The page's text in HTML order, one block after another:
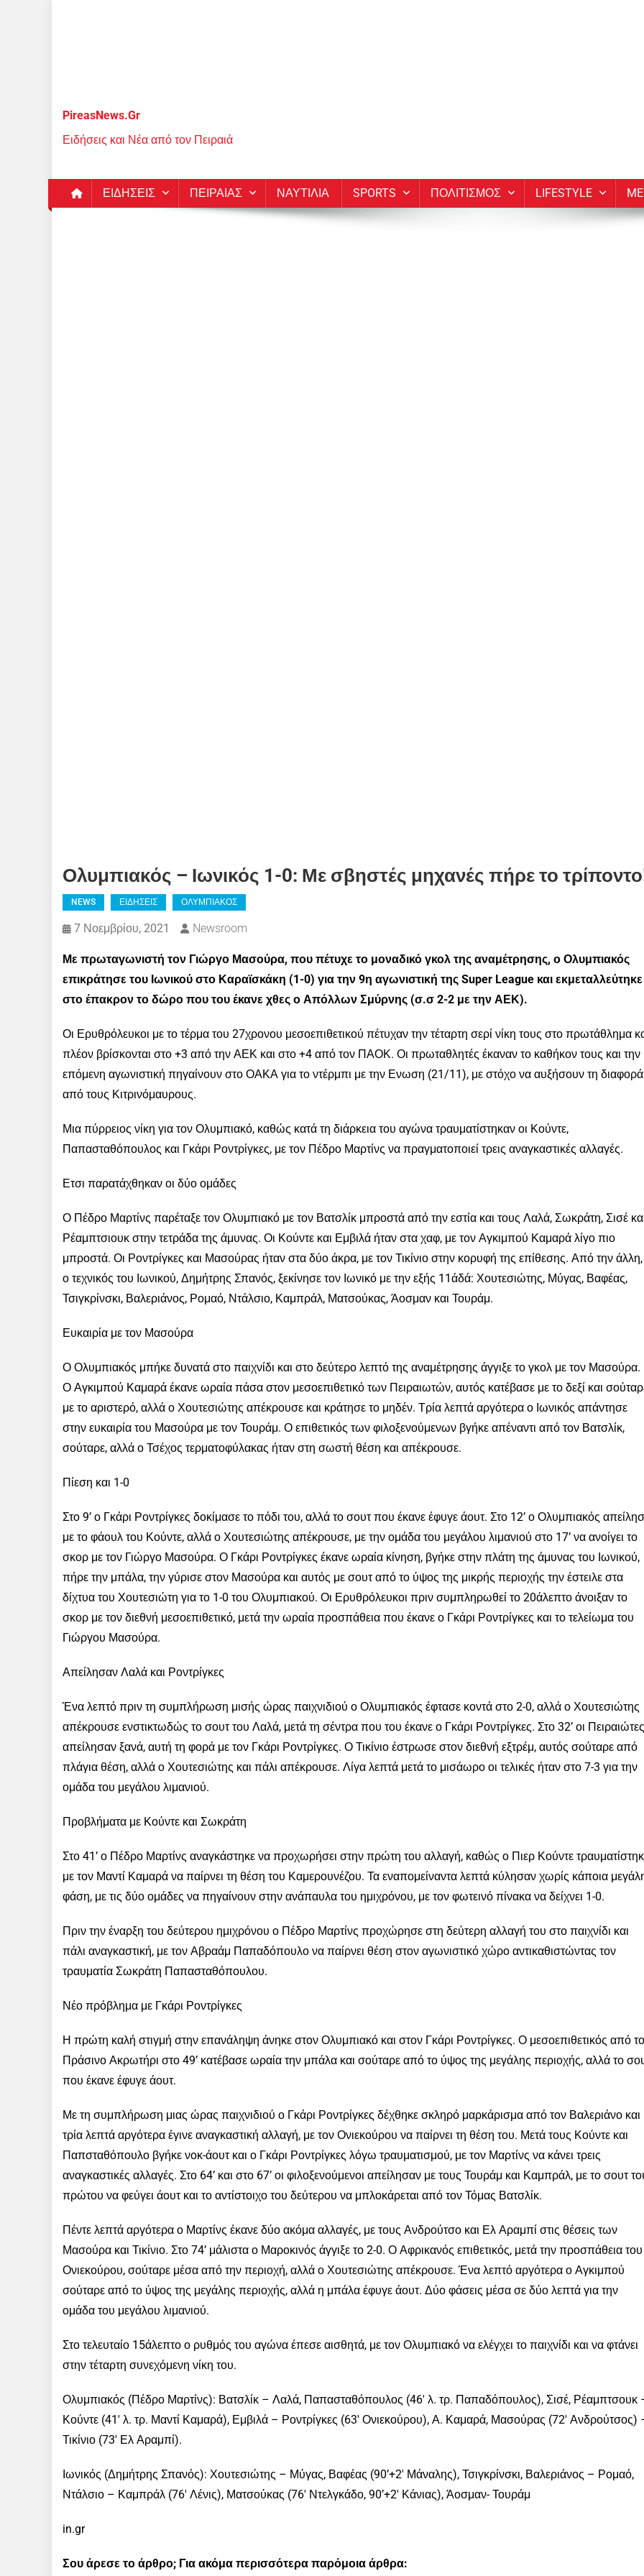
PireasNews.Gr
Ειδήσεις και Νέα από τον Πειραιά
ΕΙΔΗΣΕΙΣ ΠΕΙΡΑΙΑΣ ΝΑΥΤΙΛΙΑ SPORTS ΠΟΛΙΤΙΣΜΟΣ LIFESTYLE
Ολυμπιακός – Ιωνικός 1-0: Με σβηστές μηχανές πήρε το
NEWS ΕΙΔΗΣΕΙΣ ΟΛΥΜΠΙΑΚΟΣ
7 Νοεμβρίου, 2021 Newsroom
Με πρωταγωνιστή τον Γιώργο Μασούρα, που πέτυχε το μοναδικό γκολ της αναμέτρησης, ο Ολυμπιακός
επικράτησε του Ιωνικού στο Καραϊσκάκη (1-0) για την 9η αγωνιστική της Super League και εκμεταλλεύτηκε
στο έπακρον το δώρο που του έκανε χθες ο Απόλλων Σμύρνης (σ.σ 2-2 με την ΑΕΚ).
Οι Ερυθρόλευκοι με το τέρμα του 27χρονου μεσοεπιθετικού πέτυχαν την τέταρτη σερί νίκη τους στο πρωτάθλημα
πλέον βρίσκονται στο +3 από την ΑΕΚ και στο +4 από τον ΠΑΟΚ. Οι πρωταθλητές έκαναν το καθήκον τους και την
επόμενη αγωνιστική πηγαίνουν στο ΟΑΚΑ για το ντέρμπι με την Ενωση (21/11), με στόχο να αυξήσουν τη διαφορά
από τους Κιτρινόμαυρους.
Μια πύρρειος νίκη για τον Ολυμπιακό, καθώς κατά τη διάρκεια του αγώνα τραυματίστηκαν οι Κούντε,
Παπασταθόπουλος και Γκάρι Ροντρίγκες, με τον Πέδρο Μαρτίνς να πραγματοποιεί τρεις αναγκαστικές αλλαγές.
Ετσι παρατάχθηκαν οι δύο ομάδες
Ο Πέδρο Μαρτίνς παρέταξε τον Ολυμπιακό με τον Βατσλίκ μπροστά από την εστία και τους Λαλά, Σωκράτη, Σισέ
Ρέαμπτσιουκ στην τετράδα της άμυνας. Οι Κούντε και Εμβιλά ήταν στα χαφ, με τον Αγκιμπού Καμαρά λίγο πιο
μπροστά. Οι Ροντρίγκες και Μασούρας ήταν στα δύο άκρα, με τον Τικίνιο στην κορυφή της επίθεσης. Από την άλλη,
ο τεχνικός του Ιωνικού, Δημήτρης Σπανός, ξεκίνησε τον Ιωνικό με την εξής 11άδά: Χουτεσιώτης, Μύγας, Βαφέας,
Τσιγκρίνσκι, Βαλεριάνος, Ρομαό, Ντάλσιο, Καμπράλ, Ματσούκας, Άοσμαν και Τουράμ.
Ευκαιρία με τον Μασούρα
Ο Ολυμπιακός μπήκε δυνατά στο παιχνίδι και στο δεύτερο λεπτό της αναμέτρησης άγγιξε το γκολ με τον Μασούρα.
Ο Αγκιμπού Καμαρά έκανε ωραία πάσα στον μεσοεπιθετικό των Πειραιωτών, αυτός κατέβασε με το δεξί και
με το αριστερό, αλλά ο Χουτεσιώτης απέκρουσε και κράτησε το μηδέν. Τρία λεπτά αργότερα ο Ιωνικός απάντησε
στην ευκαιρία του Μασούρα με τον Τουράμ. Ο επιθετικός των φιλοξενούμενων βγήκε απέναντι από τον Βατσλίκ,
σούταρε, αλλά ο Τσέχος τερματοφύλακας ήταν στη σωστή θέση και απέκρουσε.
Πίεση και 1-0
Στο 9’ ο Γκάρι Ροντρίγκες δοκίμασε το πόδι του, αλλά το σουτ που έκανε έφυγε άουτ. Στο 12’ ο Ολυμπιακός
με το φάουλ του Κούντε, αλλά ο Χουτεσιώτης απέκρουσε, με την ομάδα του μεγάλου λιμανιού στο 17’ να ανοίγει το
σκορ με τον Γιώργο Μασούρα. Ο Γκάρι Ροντρίγκες έκανε ωραία κίνηση, βγήκε στην πλάτη της άμυνας του Ιωνικού,
πήρε την μπάλα, την γύρισε στον Μασούρα και αυτός με σουτ από το ύψος της μικρής περιοχής την έστειλε στα
δίχτυα του Χουτεσιώτη για το 1-0 του Ολυμπιακού. Οι Ερυθρόλευκοι πριν συμπληρωθεί το 20άλεπτο άνοιξαν το
σκορ με τον διεθνή μεσοεπιθετικό, μετά την ωραία προσπάθεια που έκανε ο Γκάρι Ροντρίγκες και το τελείωμα του
Γιώργου Μασούρα.
Απείλησαν Λαλά και Ροντρίγκες
Ένα λεπτό πριν τη συμπλήρωση μισής ώρας παιχνιδιού ο Ολυμπιακός έφτασε κοντά στο 2-0, αλλά ο Χουτεσιώτης
απέκρουσε ενστικτωδώς το σουτ του Λαλά, μετά τη σέντρα που του έκανε ο Γκάρι Ροντρίγκες. Στο 32’ οι Πειραιώτες
απείλησαν ξανά, αυτή τη φορά με τον Γκάρι Ροντρίγκες. Ο Τικίνιο έστρωσε στον διεθνή εξτρέμ, αυτός σούταρε από
πλάγια θέση, αλλά ο Χουτεσιώτης και πάλι απέκρουσε. Λίγα λεπτά μετά το μισάωρο οι τελικές ήταν στο 7-3 για την
ομάδα του μεγάλου λιμανιού.
Προβλήματα με Κούντε και Σωκράτη
Στο 41’ ο Πέδρο Μαρτίνς αναγκάστηκε να προχωρήσει στην πρώτη του αλλαγή, καθώς ο Πιερ Κούντε
με τον Μαντί Καμαρά να παίρνει τη θέση του Καμερουνέζου. Τα εναπομείναντα λεπτά κύλησαν χωρίς κάποια
φάση, με τις δύο ομάδες να πηγαίνουν στην ανάπαυλα του ημιχρόνου, με τον φωτεινό πίνακα να δείχνει 1-0.
Πριν την έναρξη του δεύτερου ημιχρόνου ο Πέδρο Μαρτίνς προχώρησε στη δεύτερη αλλαγή του στο παιχνίδι και
πάλι αναγκαστική, με τον Αβραάμ Παπαδόπουλο να παίρνει θέση στον αγωνιστικό χώρο αντικαθιστώντας τον
τραυματία Σωκράτη Παπασταθόπουλου.
Νέο πρόβλημα με Γκάρι Ροντρίγκες
Η πρώτη καλή στιγμή στην επανάληψη άνηκε στον Ολυμπιακό και στον Γκάρι Ροντρίγκες. Ο μεσοεπιθετικός από το
Πράσινο Ακρωτήρι στο 49’ κατέβασε ωραία την μπάλα και σούταρε από το ύψος της μεγάλης περιοχής, αλλά το
που έκανε έφυγε άουτ.
Με τη συμπλήρωση μιας ώρας παιχνιδιού ο Γκάρι Ροντρίγκες δέχθηκε σκληρό μαρκάρισμα από τον Βαλεριάνο και
τρία λεπτά αργότερα έγινε αναγκαστική αλλαγή, με τον Ονιεκούρου να παίρνει τη θέση του. Μετά τους Κούντε και
Παπσταθόπουλο βγήκε νοκ-άουτ και ο Γκάρι Ροντρίγκες λόγω τραυματισμού, με τον Μαρτίνς να κάνει τρεις
αναγκαστικές αλλαγές. Στο 64’ και στο 67’ οι φιλοξενούμενοι απείλησαν με τους Τουράμ και Καμπράλ, με το σουτ
πρώτου να φεύγει άουτ και το αντίστοιχο του δεύτερου να μπλοκάρεται από τον Τόμας Βατσλίκ.
Πέντε λεπτά αργότερα ο Μαρτίνς έκανε δύο ακόμα αλλαγές, με τους Ανδρούτσο και Ελ Αραμπί στις θέσεις των
Μασούρα και Τικίνιο. Στο 74’ μάλιστα ο Μαροκινός άγγιξε το 2-0. Ο Αφρικανός επιθετικός, μετά την προσπάθεια του
Ονιεκούρου, σούταρε μέσα από την περιοχή, αλλά ο Χουτεσιώτης απέκρουσε. Ένα λεπτό αργότερα ο Αγκιμπού
σούταρε από το ύψος της μεγάλης περιοχής, αλλά η μπάλα έφυγε άουτ. Δύο φάσεις μέσα σε δύο λεπτά για την
ομάδα του μεγάλου λιμανιού.
Στο τελευταίο 15άλεπτο ο ρυθμός του αγώνα έπεσε αισθητά, με τον Ολυμπιακό να ελέγχει το παιχνίδι και να φτάνει
στην τέταρτη συνεχόμενη νίκη του.
Ολυμπιακός (Πέδρο Μαρτίνς): Βατσλίκ – Λαλά, Παπασταθόπουλος (46′ λ. τρ. Παπαδόπουλος), Σισέ, Ρέαμπτσουκ
Κούντε (41′ λ. τρ. Μαντί Καμαρά), Εμβιλά – Ροντρίγκες (63′ Ονιεκούρου), Α. Καμαρά, Μασούρας (72′ Ανδρούτσος)
Τικίνιο (73′ Ελ Αραμπί).
Ιωνικός (Δημήτρης Σπανός): Χουτεσιώτης – Μύγας, Βαφέας (90’+2′ Μάναλης), Τσιγκρίνσκι, Βαλεριάνος – Ρομαό,
Ντάλσιο – Καμπράλ (76′ Λένις), Ματσούκας (76′ Ντελγκάδο, 90’+2′ Κάνιας), Άοσμαν- Τουράμ
in.gr
Σου άρεσε το άρθρο; Για ακόμα περισσότερα παρόμοια άρθρα: